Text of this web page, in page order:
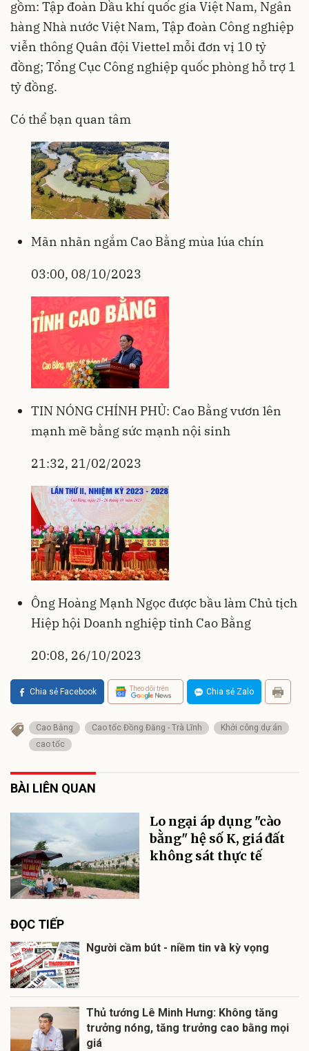
gồm: Tập đoàn Dầu khí quốc gia Việt Nam, Ngân
hàng Nhà nước Việt Nam, Tập đoàn Công nghiệp
viễn thông Quân đội Viettel mỗi đơn vị 10 tỷ
đồng; Tổng Cục Công nghiệp quốc phòng hỗ trợ 1
tỷ đồng.
Có thể bạn quan tâm
Mãn nhãn ngắm Cao Bằng mùa lúa chín
03:00, 08/10/2023
TIN NÓNG CHÍNH PHỦ: Cao Bằng vươn lên
mạnh mẽ bằng sức mạnh nội sinh
21:32, 21/02/2023
Ông Hoàng Mạnh Ngọc được bầu làm Chủ tịch
Hiệp hội Doanh nghiệp tỉnh Cao Bằng
20:08, 26/10/2023
Chia sẻ Facebook Theo dõi trên Chia sẻ Zalo
Cao Bằng Cao tốc Đồng Đăng - Trà Lĩnh
Khởi công dự án
cao tốc
BÀI LIÊN QUAN
Lo ngại áp dụng "cào
bằng" hệ số K, giá đất
không sát thực tế
ĐỌC TIẾP
Người cầm bút - niềm tin và kỳ vọng
Thủ tướng Lê Minh Hưng: Không tăng
trưởng nóng, tăng trưởng cao bằng mọi
giá